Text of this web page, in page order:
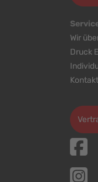
Wir
Druck
Kontakt